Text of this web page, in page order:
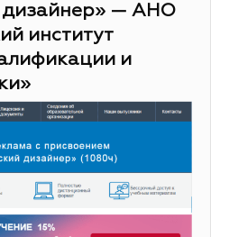
дизайнер» — АНО
институт
и